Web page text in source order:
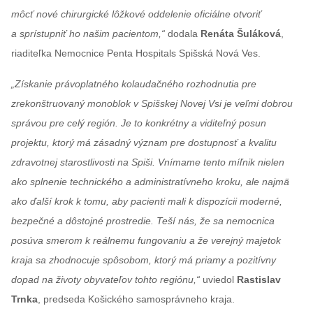
môcť nové chirurgické lôžkové oddelenie oficiálne otvoriť
a sprístupniť ho našim pacientom,“ dodala Renáta Šuláková
riaditeľka Nemocnice Penta Hospitals Spišská Nová Ves.
„Získanie právoplatného kolaudačného rozhodnutia pre
zrekonštruovaný monoblok v Spišskej Novej Vsi je veľmi dobrou
správou pre celý región. Je to konkrétny a viditeľný posun
projektu, ktorý má zásadný význam pre dostupnosť a kvalitu
zdravotnej starostlivosti na Spiši. Vnímame tento míľnik nielen
ako splnenie technického a administratívneho kroku, ale najmä
ako ďalší krok k tomu, aby pacienti mali k dispozícii moderné,
bezpečné a dôstojné prostredie. Teší nás, že sa nemocnica
posúva smerom k reálnemu fungovaniu a že verejný majetok
kraja sa zhodnocuje spôsobom, ktorý má priamy a pozitívny
dopad na životy obyvateľov tohto regiónu,“ uviedol Rastislav
Trnka , predseda Košického samosprávneho kraja.